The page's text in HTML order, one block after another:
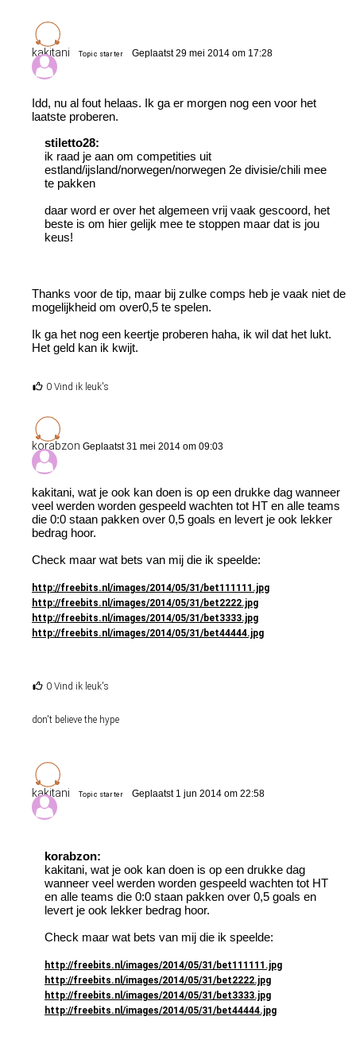
kakitani Topic starter Geplaatst 29 mei 2014 om 17:28
Idd, nu al fout helaas. Ik ga er morgen nog een voor het
laatste proberen.
stiletto28:
ik raad je aan om competities uit
estland/ijsland/norwegen/norwegen 2e divisie/chili mee
te pakken
daar word er over het algemeen vrij vaak gescoord, het
beste is om hier gelijk mee te stoppen maar dat is jou
keus!
Thanks voor de tip, maar bij zulke comps heb je vaak niet de
mogelijkheid om over0,5 te spelen.
Ik ga het nog een keertje proberen haha, ik wil dat het lukt.
Het geld kan ik kwijt.
0 Vind ik leuk's
korabzon Geplaatst 31 mei 2014 om 09:03
kakitani, wat je ook kan doen is op een drukke dag wanneer
veel werden worden gespeeld wachten tot HT en alle teams
die 0:0 staan pakken over 0,5 goals en levert je ook lekker
bedrag hoor.
Check maar wat bets van mij die ik speelde:
http://freebits.nl/images/2014/05/31/bet111111.jpg
http://freebits.nl/images/2014/05/31/bet2222.jpg
http://freebits.nl/images/2014/05/31/bet3333.jpg
http://freebits.nl/images/2014/05/31/bet44444.jpg
0 Vind ik leuk's
don't believe the hype
kakitani Topic starter Geplaatst 1 jun 2014 om 22:58
korabzon:
kakitani, wat je ook kan doen is op een drukke dag
wanneer veel werden worden gespeeld wachten tot HT
en alle teams die 0:0 staan pakken over 0,5 goals en
levert je ook lekker bedrag hoor.
Check maar wat bets van mij die ik speelde:
http://freebits.nl/images/2014/05/31/bet111111.jpg
http://freebits.nl/images/2014/05/31/bet2222.jpg
http://freebits.nl/images/2014/05/31/bet3333.jpg
http://freebits.nl/images/2014/05/31/bet44444.jpg